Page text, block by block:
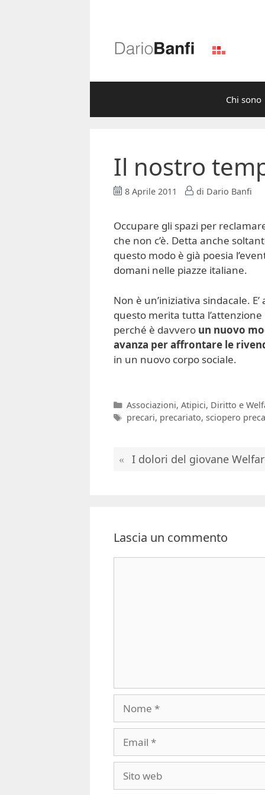
Chi sono
Il nostro
8 Aprile 2011 di Dario Banfi
Occupare gli spazi per
che non c’è. Detta anche
questo modo è già poesia
domani nelle piazze italiane.
Non è un’iniziativa sindacale. E’
questo merita tutta l’attenzione
perché è davvero un nuovo
avanza per affrontare le
in un nuovo corpo sociale.
Categorie
Associazioni, Atipici, Diritto e
Tag
precari, precariato, sciopero
I dolori del giovane
Lascia un commento
web